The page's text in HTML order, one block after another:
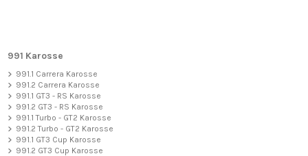
991 Karosse
991.1 Carrera Karosse
991.2 Carrera Karosse
991.1 GT3 - RS Karosse
991.2 GT3 - RS Karosse
991.1 Turbo - GT2 Karosse
991.2 Turbo - GT2 Karosse
991.1 GT3 Cup Karosse
991.2 GT3 Cup Karosse